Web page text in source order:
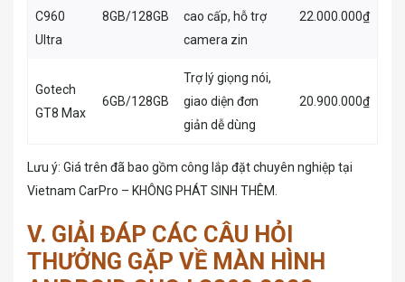
C960
Ultra
8GB/128GB
cao cấp, hỗ trợ
camera zin
22.000.000₫
Gotech
GT8 Max
6GB/128GB
Trợ lý giọng nói,
giao diện đơn
giản dễ dùng
20.900.000₫
Lưu ý: Giá trên đã bao gồm công lắp đặt chuyên nghiệp tại
Vietnam CarPro – KHÔNG PHÁT SINH THÊM.
V. GIẢI ĐÁP CÁC CÂU HỎI
THƯỞNG GẶP VỀ MÀN HÌNH